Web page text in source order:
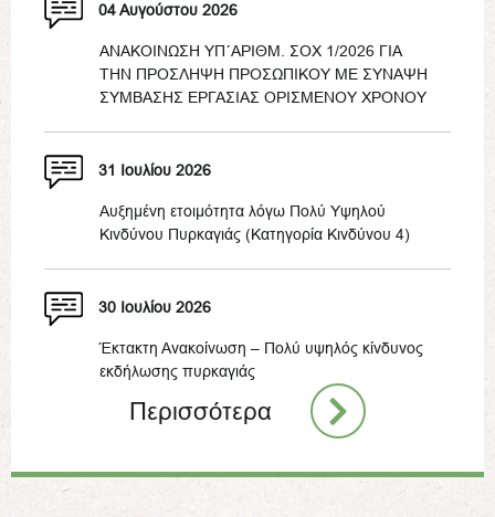
04 Αυγούστου 2026
ΑΝΑΚΟΙΝΩΣΗ ΥΠ΄ΑΡΙΘΜ. ΣΟΧ 1/2026 ΓΙΑ
ΤΗΝ ΠΡΟΣΛΗΨΗ ΠΡΟΣΩΠΙΚΟΥ ΜΕ ΣΥΝΑΨΗ
ΣΥΜΒΑΣΗΣ ΕΡΓΑΣΙΑΣ ΟΡΙΣΜΕΝΟΥ ΧΡΟΝΟΥ
31 Ιουλίου 2026
Αυξημένη ετοιμότητα λόγω Πολύ Υψηλού
Κινδύνου Πυρκαγιάς (Κατηγορία Κινδύνου 4)
30 Ιουλίου 2026
Έκτακτη Ανακοίνωση – Πολύ υψηλός κίνδυνος
εκδήλωσης πυρκαγιάς
Περισσότερα